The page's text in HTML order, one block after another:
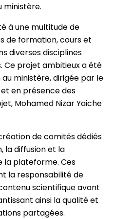
ministère.
à une multitude de
de formation, cours et
diverses disciplines
Ce projet ambitieux a été
ministère, dirigée par le
en présence des
Mohamed Nizar Yaiche
de comités dédiés
la diffusion et la
la plateforme. Ces
la responsabilité de
scientifique avant
ainsi la qualité et
partagées.